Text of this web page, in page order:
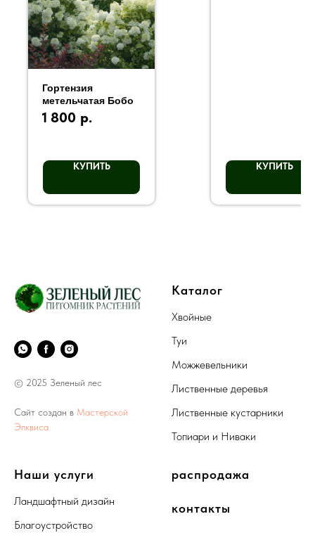
Гортензия
метельчатая Бобо
1 800 р.
КУПИТЬ КУПИТЬ
© 2025 Зеленый лес
Сайт создан в Мастерской
Элквиса
Каталог
Хвойные
Туи
Можжевельники
Лиственные деревья
Лиственные кустарники
Топиари и Ниваки
Наши услуги
Ландшафтный дизайн
Благоустройство
распродажа
контакты